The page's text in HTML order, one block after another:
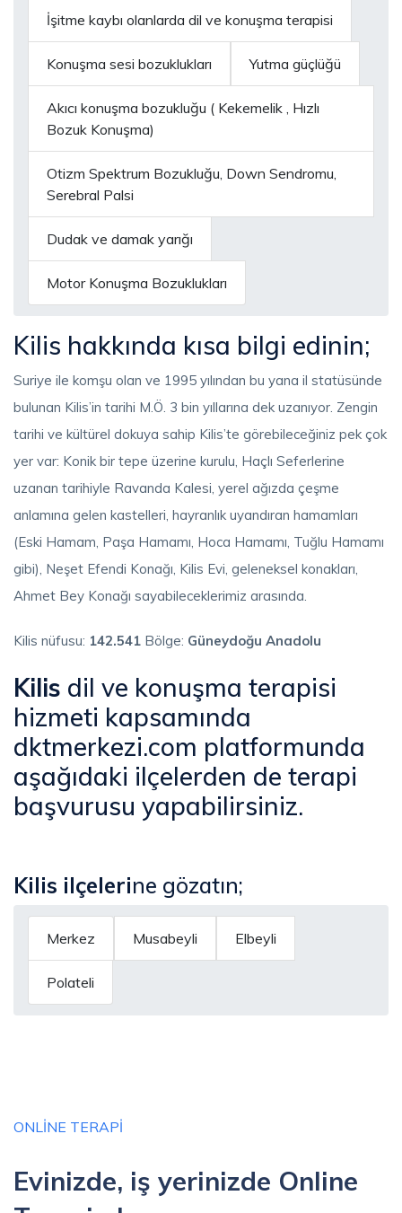
İşitme kaybı olanlarda dil ve konuşma terapisi
Konuşma sesi bozuklukları Yutma güçlüğü
Akıcı konuşma bozukluğu ( Kekemelik , Hızlı
Bozuk Konuşma)
Otizm Spektrum Bozukluğu, Down Sendromu,
Serebral Palsi
Dudak ve damak yarığı
Motor Konuşma Bozuklukları
Kilis hakkında kısa bilgi edinin;
Suriye ile komşu olan ve 1995 yılından bu yana il statüsünde
bulunan Kilis’in tarihi M.Ö. 3 bin yıllarına dek uzanıyor. Zengin
tarihi ve kültürel dokuya sahip Kilis’te görebileceğiniz pek çok
yer var: Konik bir tepe üzerine kurulu, Haçlı Seferlerine
uzanan tarihiyle Ravanda Kalesi, yerel ağızda çeşme
anlamına gelen kastelleri, hayranlık uyandıran hamamları
(Eski Hamam, Paşa Hamamı, Hoca Hamamı, Tuğlu Hamamı
gibi), Neşet Efendi Konağı, Kilis Evi, geleneksel konakları,
Ahmet Bey Konağı sayabileceklerimiz arasında.
Kilis nüfusu: 142.541 Bölge: Güneydoğu Anadolu
Kilis dil ve konuşma terapisi
hizmeti kapsamında
dktmerkezi.com platformunda
aşağıdaki ilçelerden de terapi
başvurusu yapabilirsiniz.
Kilis ilçelerine gözatın;
Merkez Musabeyli Elbeyli
Polateli
ONLINE TERAPI
Evinizde, iş yerinizde Online